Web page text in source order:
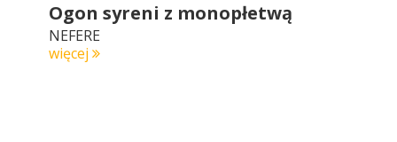
Ogon syreni z monopłetwą
NEFERE
więcej